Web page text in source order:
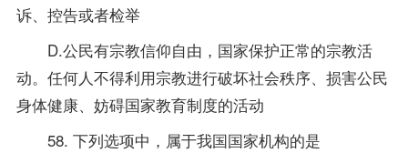
诉、控告或者检举
D.公民有宗教信仰自由，国家保护正常的宗教活
动。任何人不得利用宗教进行破坏社会秩序、损害公民
身体健康、妨碍国家教育制度的活动
58. 下列选项中，属于我国国家机构的是